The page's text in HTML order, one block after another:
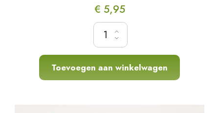
€ 5,95
ca. 100gr. SneeuwQuarz Split, ca.8-13mm
Toevoegen aan winkelwagen